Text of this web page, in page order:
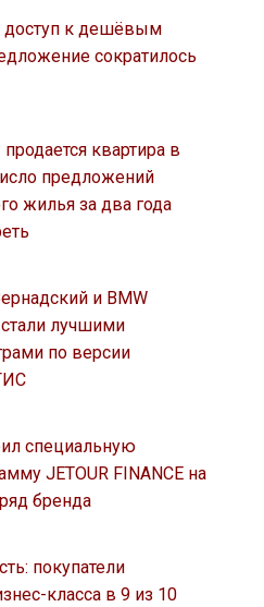
доступ к дешёвым
сократилось
квартира в
предложений
жилья за два года
и BMW
лучшими
по версии
специальную
JETOUR FINANCE на
бренда
покупатели
класса в 9 из 10